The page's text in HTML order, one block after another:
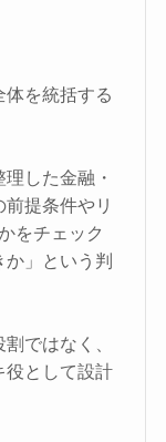
を統括する
した金融・
提条件やリ
をチェック
か」という判
ではなく、
役として設計